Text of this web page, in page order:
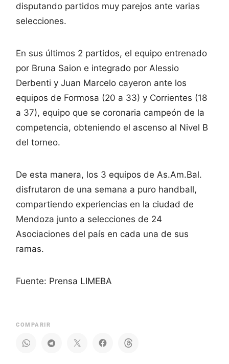
disputando partidos muy parejos ante varias
selecciones.
En sus últimos 2 partidos, el equipo entrenado
por Bruna Saion e integrado por Alessio
Derbenti y Juan Marcelo cayeron ante los
equipos de Formosa (20 a 33) y Corrientes (18
a 37), equipo que se coronaria campeón de la
competencia, obteniendo el ascenso al Nivel B
del torneo.
De esta manera, los 3 equipos de As.Am.Bal.
disfrutaron de una semana a puro handball,
compartiendo experiencias en la ciudad de
Mendoza junto a selecciones de 24
Asociaciones del país en cada una de sus
ramas.
Fuente: Prensa LIMEBA
COMPARIR